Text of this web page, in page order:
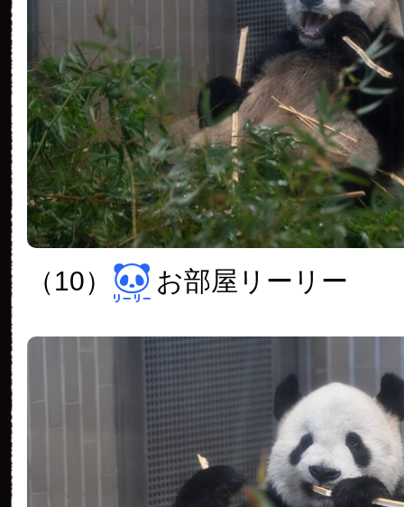
（10） お部屋リーリー